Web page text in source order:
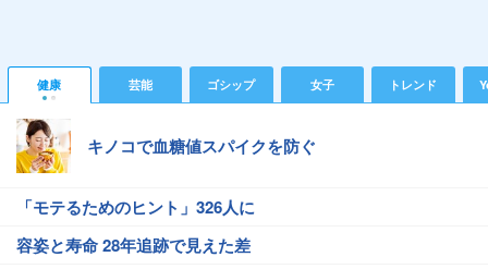
健康 芸能 ゴシップ 女子 トレンド
キノコで血糖値スパイクを防ぐ
「モテるためのヒント」326人に
容姿と寿命 28年追跡で見えた差